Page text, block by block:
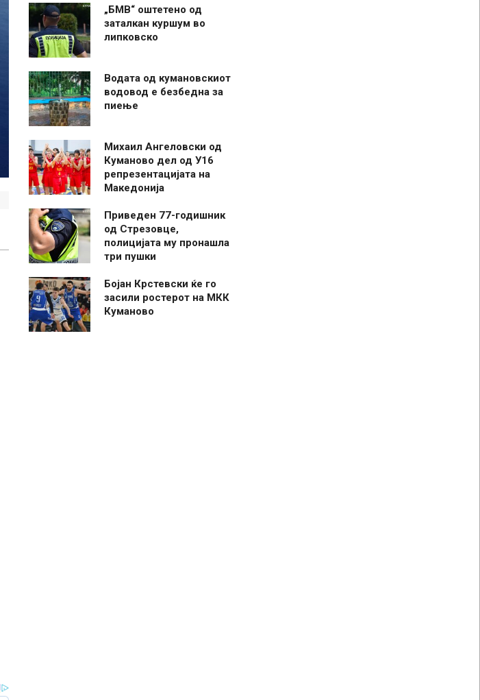
„БМВ“ оштетено од
заталкан куршум во
липковско
Водата од кумановскиот
водовод е безбедна за
пиење
Михаил Ангеловски од
Куманово дел од У16
репрезентацијата на
Македонија
Приведен 77-годишник
од Стрезовце,
полицијата му пронашла
три пушки
Бојан Крстевски ќе го
засили ростерот на МКК
Куманово